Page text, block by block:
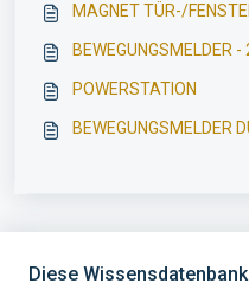
MAGNET TÜR-/
BEWEGUNGSMELDER
POWERSTATION
BEWEGUNGSMELDER
Diese